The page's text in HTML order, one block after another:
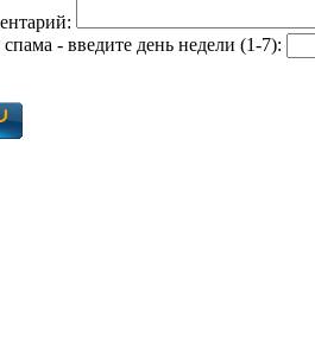
- введите день недели (1-7):